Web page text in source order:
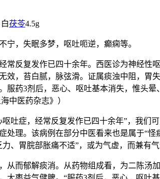
茯苓4.5g
宁，失眠多梦，呕吐呃逆，癫痫等。
常反复发作已四十余年。西医诊为神经
，苔白腻，脉弦滑。证属痰浊中阻，胃
服药3剂后，恶心、呕吐基本消失，惟头
中医药杂志》）
呕吐症，经常反复发作已四十余年”，我
理。该病例在部分中医看来也是属于“
、胃脘部胀痛不适”，或为气虚，而兼有
从而郁解痰消。从药物组成看，为二陈